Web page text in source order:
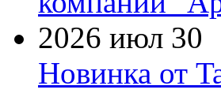
2026 июл 30
Новинка от